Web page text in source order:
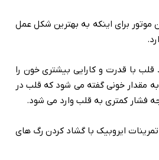
برای اینکه به بهترین شکل عمل
با قدرت و کارایی بیشتری خون را
مقدار خونی گفته می شود که قلب در
فشار کمتری به قلب وارد می شود.
ایروبیک با گشاد کردن رگ های